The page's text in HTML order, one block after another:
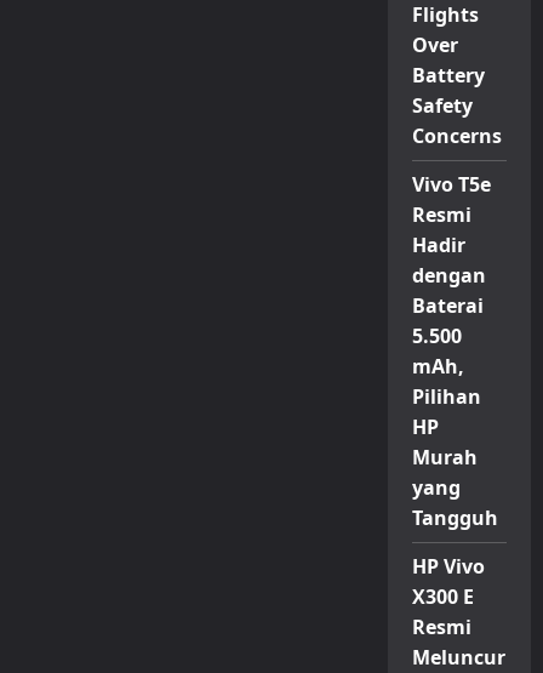
Flights
Over
Battery
Safety
Concerns
Vivo T5e
Resmi
Hadir
dengan
Baterai
5.500
mAh,
Pilihan
HP
Murah
yang
Tangguh
HP Vivo
X300 E
Resmi
Meluncur